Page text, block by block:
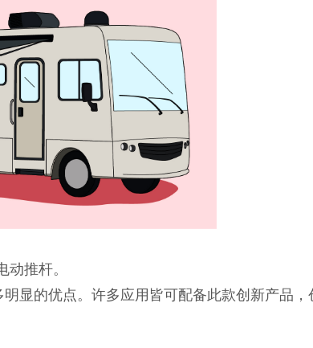
推杆。
显的优点。许多应用皆可配备此款创新产品，